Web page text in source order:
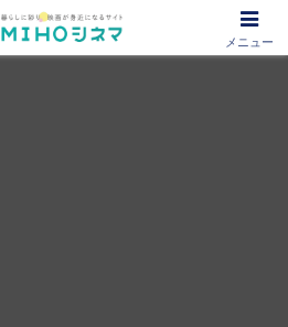
たの映画図書館『MIHOシネマ』
メニュー